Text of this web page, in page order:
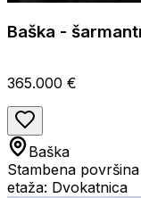
Baška -
365.000 €
Baška
Stambena
etaža: Dvokatnica